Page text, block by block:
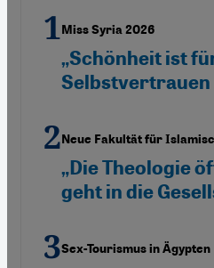
Miss Syria 2026
„Schönheit ist
Selbstvertrauen
Neue Fakultät für
„Die Theologie
geht in die
Sex-Tourismus in Ägypten